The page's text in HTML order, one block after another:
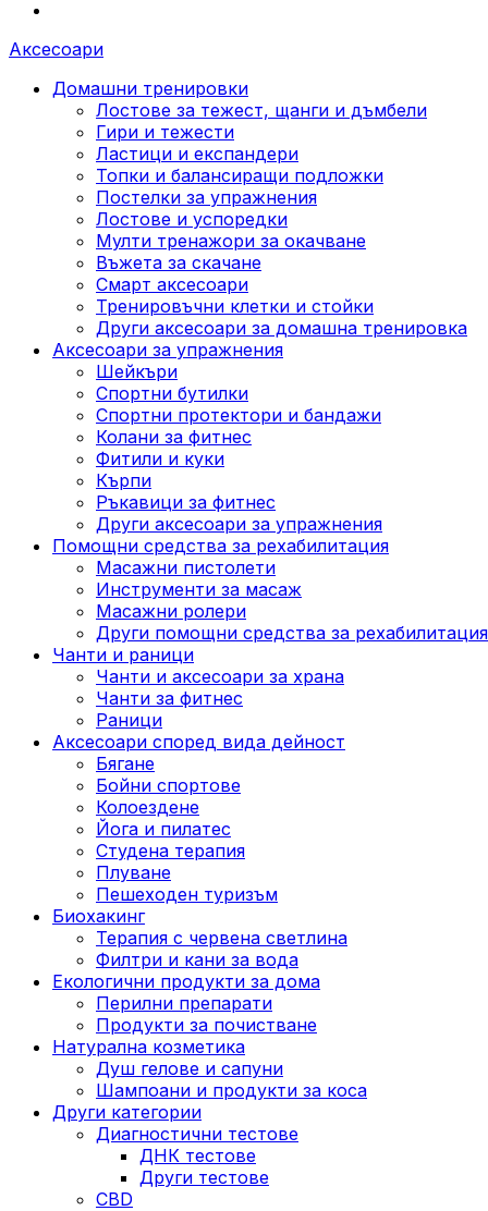
Аксесоари
Домашни тренировки
Лостове за тежест, щанги и дъмбели
Гири и тежести
Ластици и експандери
Топки и балансиращи подложки
Постелки за упражнения
Лостове и успоредки
Мулти тренажори за окачване
Въжета за скачане
Смарт аксесоари
Тренировъчни клетки и стойки
Други аксесоари за домашна тренировка
Аксесоари за упражнения
Шейкъри
Спортни бутилки
Спортни протектори и бандажи
Колани за фитнес
Фитили и куки
Кърпи
Ръкавици за фитнес
Други аксесоари за упражнения
Помощни средства за рехабилитация
Масажни пистолети
Инструменти за масаж
Масажни ролери
Други помощни средства за рехабилитация
Чанти и раници
Чанти и аксесоари за храна
Чанти за фитнес
Раници
Аксесоари според вида дейност
Бягане
Бойни спортове
Колоездене
Йога и пилатес
Студена терапия
Плуване
Пешеходен туризъм
Биохакинг
Терапия с червена светлина
Филтри и кани за вода
Екологични продукти за дома
Перилни препарати
Продукти за почистване
Натурална козметика
Душ гелове и сапуни
Шампоани и продукти за коса
Други категории
Диагностични тестове
ДНК тестове
Други тестове
CBD